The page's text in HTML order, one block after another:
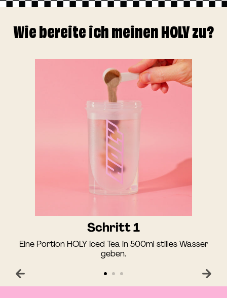
Wie bereite ich meinen HOLY zu?
Schritt 1
Eine Portion HOLY Iced Tea in 500ml stilles Wasser
geben.